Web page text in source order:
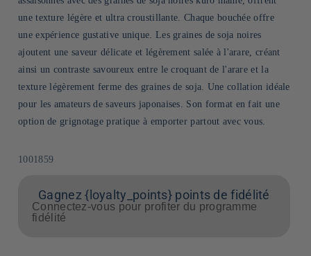
une texture légère et ultra croustillante. Chaque bouchée offre
une expérience gustative unique. Les graines de soja noires
ajoutent une saveur délicate et légèrement salée à l'arare, créant
ainsi un contraste savoureux entre le croquant de l'arare et la
texture légèrement ferme des graines de soja. Une collation idéale
pour les amateurs de saveurs japonaises. Son format en fait une
option de grignotage pratique à emporter partout avec vous.
SKU:
1001859
Gagnez {loyalty_points} points de fidélité
Connectez-vous pour profiter du programme
fidélité